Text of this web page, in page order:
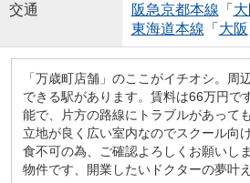
交通
阪急京都本線 「
東海道本線 「 大阪
「万歳町店舗」のここがイチオシ。周
できる駅があります。賃料は66万円で
能で、片方の路線にトラブルがあって
立地が良く広い室内なのでスクール向
食不可の為、ご確認よろしくお願いし
物件です、開業したいドクターの夢叶え